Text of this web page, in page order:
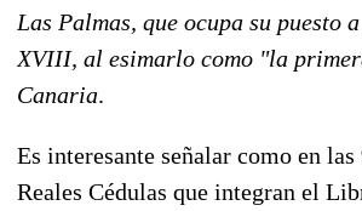
Las Palmas, que ocupa su puesto
XVIII, al esimarlo como "la
Canaria.
Es interesante señalar como en
Reales Cédulas que integran el